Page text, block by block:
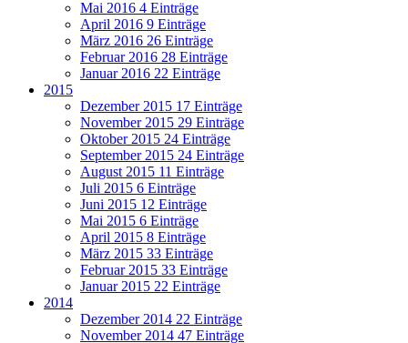
Mai 2016 4 Einträge
April 2016 9 Einträge
März 2016 26 Einträge
Februar 2016 28 Einträge
Januar 2016 22 Einträge
2015
Dezember 2015 17 Einträge
November 2015 29 Einträge
Oktober 2015 24 Einträge
September 2015 24 Einträge
August 2015 11 Einträge
Juli 2015 6 Einträge
Juni 2015 12 Einträge
Mai 2015 6 Einträge
April 2015 8 Einträge
März 2015 33 Einträge
Februar 2015 33 Einträge
Januar 2015 22 Einträge
2014
Dezember 2014 22 Einträge
November 2014 47 Einträge